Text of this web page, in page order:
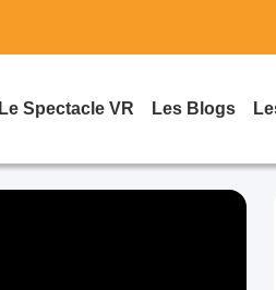
Le Spectacle VR Les Blogs